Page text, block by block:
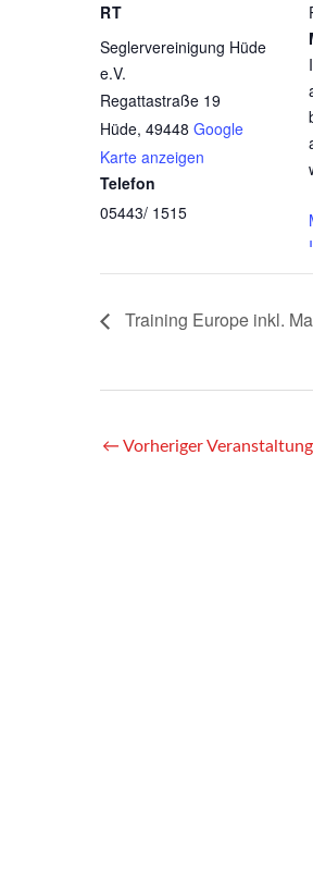
RT
Seglervereinigung Hüde
e.V.
Regattastraße 19
Hüde, 49448 Google
Karte anzeigen
Telefon
05443/ 1515
Training Europe inkl.
← Vorheriger Veranstaltung